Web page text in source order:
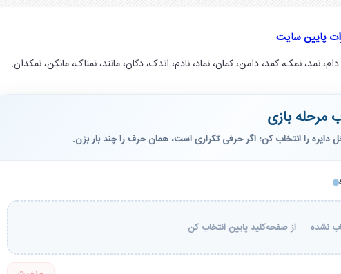
پایین سایت
دام، نمد، نمک، کمد، دامن، کمان، نماد، نادم، اندک، دکان، مانند، نمناک، مانکن، نمکدان.
مرحله بازی
دایره را انتخاب کن؛ اگر حرفی تکراری است، همان حرف را چند بار بزن.
نشده — از صفحه‌کلید پایین انتخاب کن